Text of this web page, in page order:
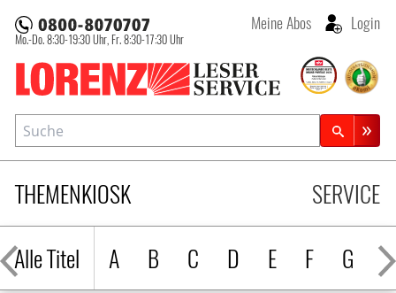
Lorenz Leserservice
Mo.-Do. 8:30-19:30 Uhr, Fr. 8:30-17:30 Uhr
Meine Abos Login
THEMENKIOSK
Alle Titel
A B C D E F G H
SERVICE
Suche
Zeitschriftensuche